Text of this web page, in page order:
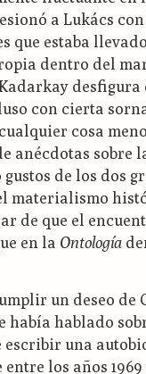
a Lukács
que estaba
dentro del
desfigura
con cierta
cosa
anécdotas sobre
de los dos
materialismo
de que el
en la Ontología
un deseo de
había hablado
una
los años 1969